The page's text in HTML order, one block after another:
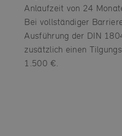
Anlaufzeit von 24
Bei vollständiger
Ausführung der DIN
zusätzlich einen
1.500 €.